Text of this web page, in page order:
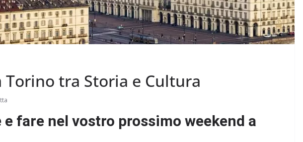
Torino tra Storia e Cultura
e fare nel vostro prossimo weekend a